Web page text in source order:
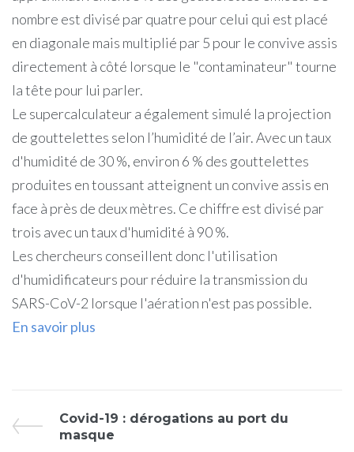
nombre est divisé par quatre pour celui qui est placé
en diagonale mais multiplié par 5 pour le convive assis
directement à côté lorsque le "contaminateur" tourne
la tête pour lui parler.
Le supercalculateur a également simulé la projection
de gouttelettes selon l’humidité de l’air. Avec un taux
d'humidité de 30 %, environ 6 % des gouttelettes
produites en toussant atteignent un convive assis en
face à près de deux mètres. Ce chiffre est divisé par
trois avec un taux d'humidité à 90 %.
Les chercheurs conseillent donc l'utilisation
d'humidificateurs pour réduire la transmission du
SARS-CoV-2 lorsque l'aération n'est pas possible.
En savoir plus
Covid-19 : dérogations au port du
masque